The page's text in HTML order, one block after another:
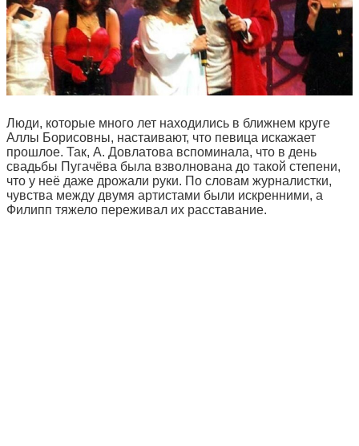
Люди, которые много лет находились в ближнем круге
Аллы Борисовны, настаивают, что певица искажает
прошлое. Так, А. Довлатова вспоминала, что в день
свадьбы Пугачёва была взволнована до такой степени,
что у неё даже дрожали руки. По словам журналистки,
чувства между двумя артистами были искренними, а
Филипп тяжело переживал их расставание.